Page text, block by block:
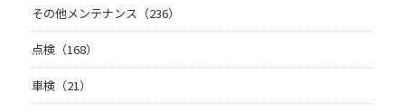
その他メンテナンス（236）
点検（168）
車検（21）